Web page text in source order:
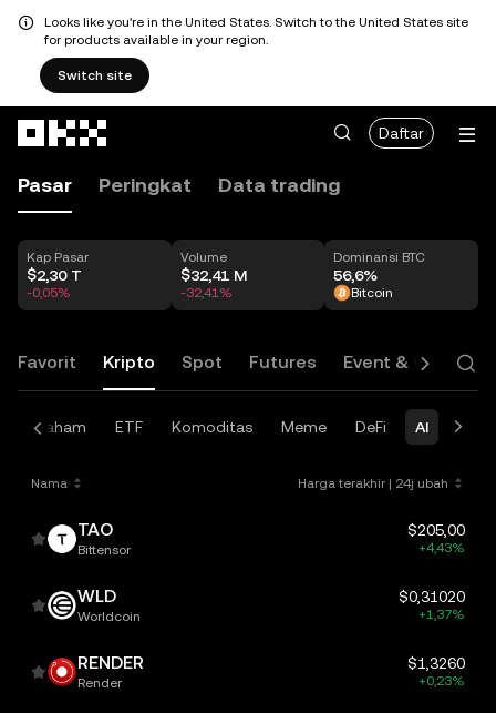
Looks like you're in the United States. Switch to the United States site
for products available in your region.
Switch site
Daftar
Pasar Peringkat Data trading
Kap Pasar
$2,30 T
-0,05%
Volume
$32,41 M
-32,41%
Dominansi BTC
56,6%
Bitcoin
Favorit Kripto Spot Futures Event & Option
Saham ETF Komoditas Meme DeFi AI
Nama Harga terakhir | 24j ubah
TAO
Bittensor
$205,00
+4,43%
WLD
Worldcoin
$0,31020
+1,37%
RENDER
Render
$1,3260
+0,23%